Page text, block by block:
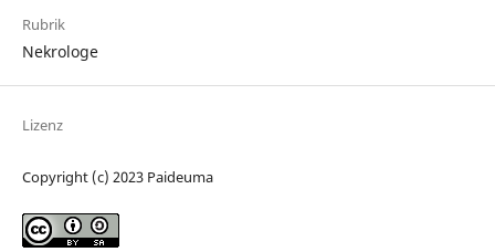
Rubrik
Nekrologe
Lizenz
Copyright (c) 2023 Paideuma